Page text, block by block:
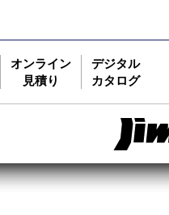
オンライン
見積り
デジタル
カタログ